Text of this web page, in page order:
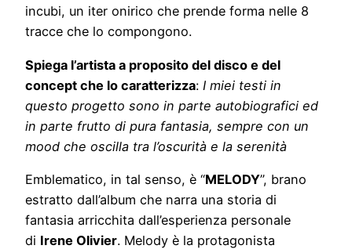
incubi, un iter onirico che prende forma nelle 8
tracce che lo compongono.
Spiega l’artista a proposito del disco e del
concept che lo caratterizza: I miei testi in
questo progetto sono in parte autobiografici ed
in parte frutto di pura fantasia, sempre con un
mood che oscilla tra l’oscurità e la serenità
Emblematico, in tal senso, è “MELODY”, brano
estratto dall’album che narra una storia di
fantasia arricchita dall’esperienza personale
di Irene Olivier. Melody è la protagonista